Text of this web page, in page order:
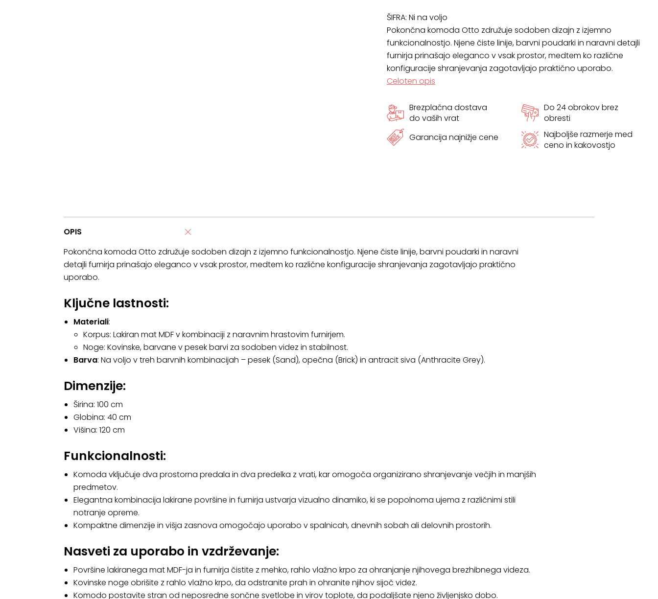
ŠIFRA: Ni na voljo
Pokončna komoda Otto združuje sodoben dizajn z izjemno
funkcionalnostjo. Njene čiste linije, barvni poudarki in naravni detajli
furnirja prinašajo eleganco v vsak prostor, medtem ko različne
konfiguracije shranjevanja zagotavljajo praktično uporabo.
Celoten opis
Brezplačna dostava
do vaših vrat
Do 24 obrokov brez
obresti
Garancija najnižje cene
Najboljše razmerje med
ceno in kakovostjo
OPIS
Pokončna komoda Otto združuje sodoben dizajn z izjemno funkcionalnostjo. Njene čiste linije, barvni poudarki in naravni
detajli furnirja prinašajo eleganco v vsak prostor, medtem ko različne konfiguracije shranjevanja zagotavljajo praktično
uporabo.
Ključne lastnosti:
Materiali:
Korpus: Lakiran mat MDF v kombinaciji z naravnim hrastovim furnirjem.
Noge: Kovinske, barvane v pesek barvi za sodoben videz in stabilnost.
Barva: Na voljo v treh barvnih kombinacijah – pesek (Sand), opečna (Brick) in antracit siva (Anthracite Grey).
Dimenzije:
Širina: 100 cm
Globina: 40 cm
Višina: 120 cm
Funkcionalnosti:
Komoda vključuje dva prostorna predala in dva predelka z vrati, kar omogoča organizirano shranjevanje večjih in manjših
predmetov.
Elegantna kombinacija lakirane površine in furnirja ustvarja vizualno dinamiko, ki se popolnoma ujema z različnimi stili
notranje opreme.
Kompaktne dimenzije in višja zasnova omogočajo uporabo v spalnicah, dnevnih sobah ali delovnih prostorih.
Nasveti za uporabo in vzdrževanje:
Površine lakiranega mat MDF-ja in furnirja čistite z mehko, rahlo vlažno krpo za ohranjanje njihovega brezhibnega videza.
Kovinske noge obrišite z rahlo vlažno krpo, da odstranite prah in ohranite njihov sijoč videz.
Komodo postavite stran od neposredne sončne svetlobe in virov toplote, da podaljšate njeno življenjsko dobo.